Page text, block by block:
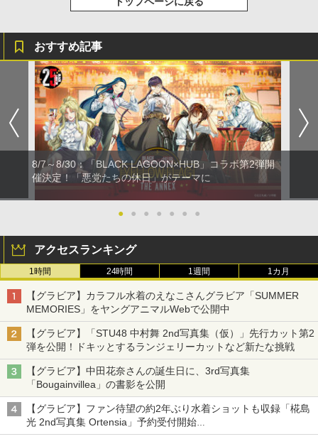
おすすめ記事
8/7～8/30：「BLACK LAGOON×HUB」コラボ第2弾開
催決定！「悪党たちの休日」がテーマに
● ● ● ● ● ● ●
アクセスランキング
1時間 24時間 1週間 1カ月
【グラビア】カラフル水着のえなこさんグラビア「SUMMER
MEMORIES」をヤングアニマルWebで公開中
【グラビア】「STU48 中村舞 2nd写真集（仮）」先行カット第2
弾を公開！ドキッとするランジェリーカットなど新たな挑戦
【グラビア】中田花奈さんの誕生日に、3rd写真集
「Bougainvillea」の書影を公開
【グラビア】ファン待望の約2年ぶり水着ショットも収録「椛島
光 2nd写真集 Ortensia」予約受付開始
10月30日発売